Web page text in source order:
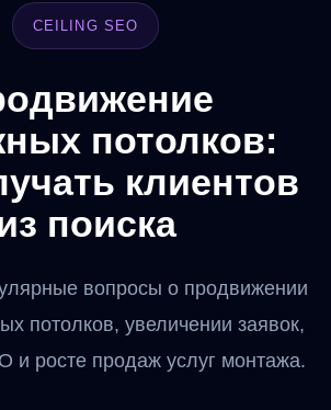
росла, из-за чего привлекать
нерентабельно.
стояла четкая задача —
топ поисковых систем Яндекса и
коммерческим запросам,
ошибки, улучшить
посадочных страниц и
продвижение сайта
в Уфе.
CEILING SEO
потолков:
клиентов
поиска
вопросы о продвижении
потолков, увеличении заявок,
и росте продаж услуг монтажа.